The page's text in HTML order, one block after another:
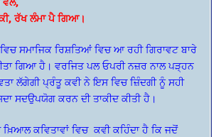
ਰੱਖ ਲੰਮਾ ਪੈ ਗਿਆ।
ਵਿਚ ਸਮਾਜਿਕ ਰਿਸ਼ਤਿਆਂ ਵਿਚ ਆ ਰਹੀ ਗਿਰਾਵਟ ਬਾਰੇ
ਗਿਆ ਹੈ। ਵਰਜਿਤ ਪਲ ਓਪਰੀ ਨਜ਼ਰ ਨਾਲ ਪੜ੍ਹਨ
ਲੱਗੇਗੀ ਪ੍ਰੰਤੂ ਕਵੀ ਨੇ ਇਸ ਵਿਚ ਜ਼ਿੰਦਗੀ ਨੂੰ ਸਹੀ
ਸਦਉਪਯੋਗ ਕਰਨ ਦੀ ਤਾਕੀਦ ਕੀਤੀ ਹੈ।
ਕਵਿਤਾਵਾਂ ਵਿਚ ਕਵੀ ਕਹਿੰਦਾ ਹੈ ਕਿ ਜਦੋਂ